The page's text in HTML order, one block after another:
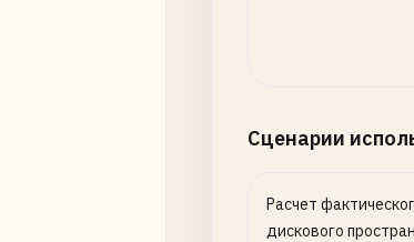
Сценарии
Расчет
дискового